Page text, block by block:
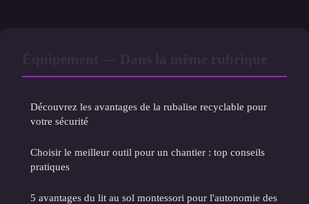
Découvrez les avantages de la rubalise recyclable pour
votre sécurité
Choisir le meilleur outil pour un chantier : top conseils
pratiques
5 avantages du lit au sol montessori pour l'autonomie des